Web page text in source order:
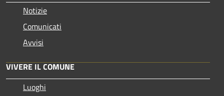
Notizie
Comunicati
Avvisi
VIVERE IL COMUNE
Luoghi